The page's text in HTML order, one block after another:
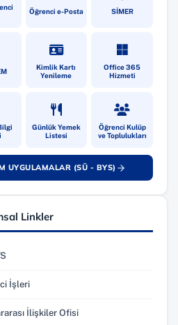
sekmede açılır)
Öğrenci e-Posta(yeni sekmede açılır)
SİMER(yeni
sekmede açılır)
Kimlik Kartı
Yenileme
(yeni sekmede açılır)
Office 365
Hizmeti
(yeni
sekmede açılır)
Günlük Yemek
Listesi
(yeni sekmede açılır)
Öğrenci Kulüp
ve Toplulukları
(yeni
UYGULAMALAR (SÜ - BYS)
(yeni sekmede açılır)
Linkler
açılır)
İşleri
açılır)
İlişkiler Ofisi
açılır)